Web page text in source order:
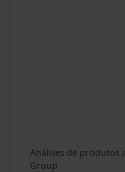
Análises de produtos
Group.